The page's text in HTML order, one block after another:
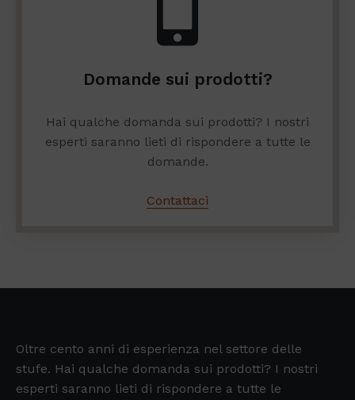
Domande sui prodotti?
Hai qualche domanda sui prodotti? I nostri
esperti saranno lieti di rispondere a tutte le
domande.
Contattaci
Oltre cento anni di esperienza nel settore delle
stufe. Hai qualche domanda sui prodotti? I nostri
esperti saranno lieti di rispondere a tutte le